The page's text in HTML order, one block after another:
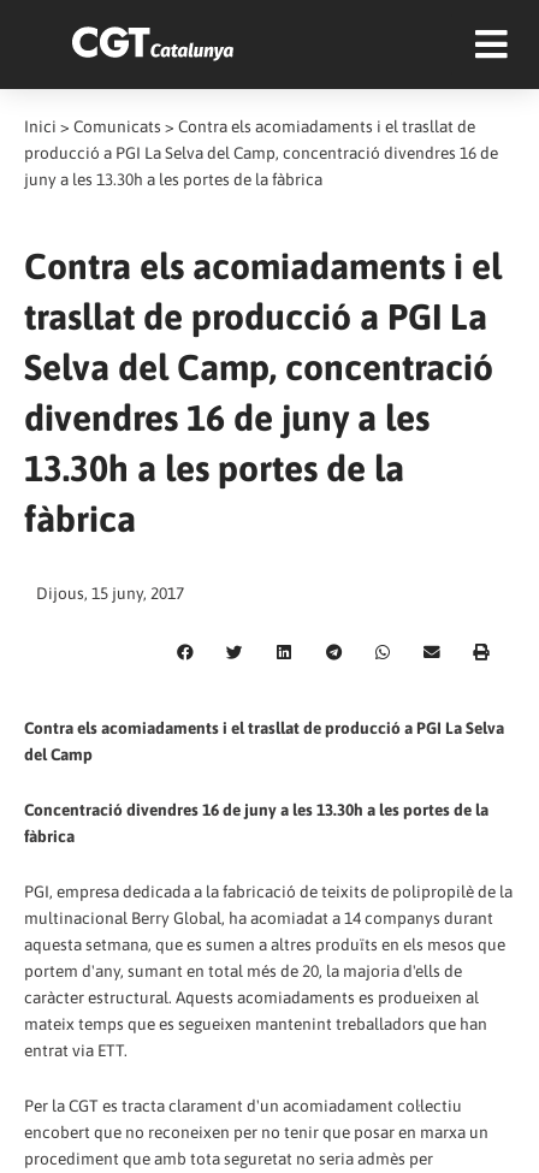
Inici > Comunicats > Contra els acomiadaments i el trasllat de
producció a PGI La Selva del Camp, concentració divendres 16 de
juny a les 13.30h a les portes de la fàbrica
Contra els acomiadaments i el
trasllat de producció a PGI La
Selva del Camp, concentració
divendres 16 de juny a les
13.30h a les portes de la
fàbrica
Dijous, 15 juny, 2017
Contra els acomiadaments i el trasllat de producció a PGI La Selva
del Camp
Concentració divendres 16 de juny a les 13.30h a les portes de la
fàbrica
PGI, empresa dedicada a la fabricació de teixits de polipropilè de la
multinacional Berry Global, ha acomiadat a 14 companys durant
aquesta setmana, que es sumen a altres produïts en els mesos que
portem d'any, sumant en total més de 20, la majoria d'ells de
caràcter estructural. Aquests acomiadaments es produeixen al
mateix temps que es segueixen mantenint treballadors que han
entrat via ETT.
Per la CGT es tracta clarament d'un acomiadament col·lectiu
encobert que no reconeixen per no tenir que posar en marxa un
procediment que amb tota seguretat no seria admès per